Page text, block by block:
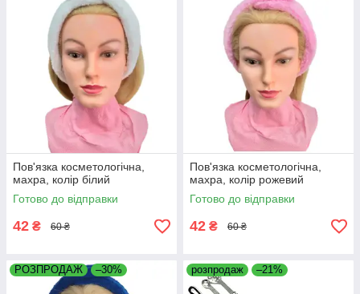
Пов'язка косметологічна,
махра, колір білий
Готово до відправки
42 ₴ 60 ₴
Пов'язка косметологічна,
махра, колір рожевий
Готово до відправки
42 ₴ 60 ₴
РОЗПРОДАЖ –30% розпродаж –21%